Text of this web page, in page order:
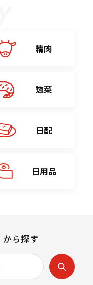
精肉
惣菜
日配
日用品
から探す